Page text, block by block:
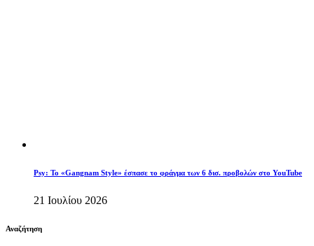
Psy: Το «Gangnam Style» έσπασε το φράγμα των 6 δισ. προβολών στο YouTube
21 Ιουλίου 2026
Αναζήτηση